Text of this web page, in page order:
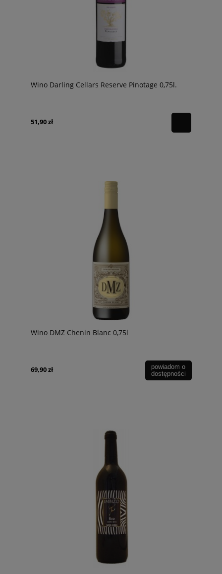
Wino Darling Cellars Reserve Pinotage 0,75l.
51,90 zł
Wino DMZ Chenin Blanc 0,75l
69,90 zł
powiadom o
dostępności